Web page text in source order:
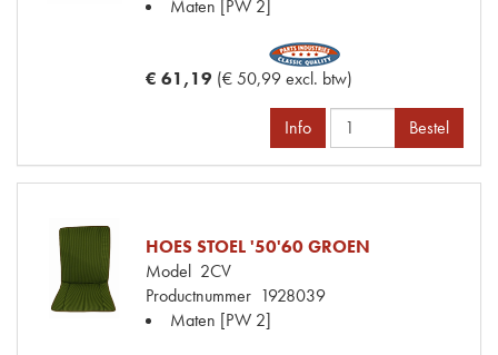
Maten [PW 2]
€ 61,19 (€ 50,99 excl. btw)
Info Bestel
HOES STOEL '50'60 GROEN
Model 2CV
Productnummer 1928039
Maten [PW 2]